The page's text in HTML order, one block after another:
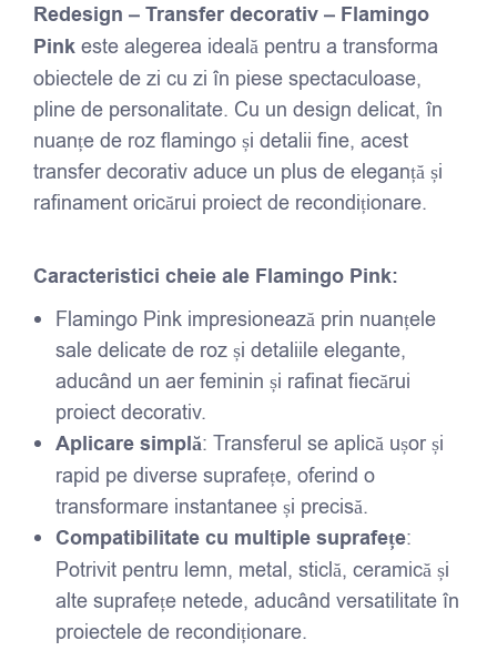
Redesign – Transfer decorativ – Flamingo
Pink este alegerea ideală pentru a transforma
obiectele de zi cu zi în piese spectaculoase,
pline de personalitate. Cu un design delicat, în
nuanțe de roz flamingo și detalii fine, acest
transfer decorativ aduce un plus de eleganță și
rafinament oricărui proiect de recondiționare.
Caracteristici cheie ale Flamingo Pink:
Flamingo Pink impresionează prin nuanțele
sale delicate de roz și detaliile elegante,
aducând un aer feminin și rafinat fiecărui
proiect decorativ.
Aplicare simplă: Transferul se aplică ușor și
rapid pe diverse suprafețe, oferind o
transformare instantanee și precisă.
Compatibilitate cu multiple suprafețe:
Potrivit pentru lemn, metal, sticlă, ceramică și
alte suprafețe netede, aducând versatilitate în
proiectele de recondiționare.